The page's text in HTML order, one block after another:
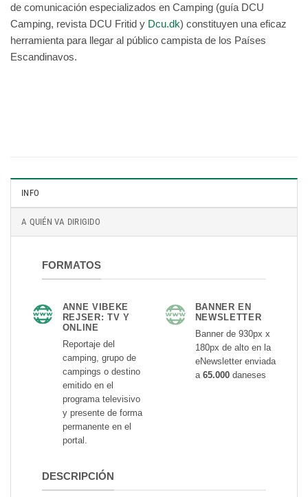
de comunicación especializados en Camping (guía DCU
Camping, revista DCU Fritid y Dcu.dk) constituyen una eficaz
herramienta para llegar al público campista de los Países
Escandinavos.
INFO
A QUIÉN VA DIRIGIDO
FORMATOS
ANNE VIBEKE
REJSER: TV Y
ONLINE
Reportaje del
camping, grupo de
campings o destino
emitido en el
programa televisivo
y presente de forma
permanente en el
portal.
BANNER EN
NEWSLETTER
Banner de 930px x
180px de alto en la
eNewsletter enviada
a 65.000daneses
DESCRIPCIÓN